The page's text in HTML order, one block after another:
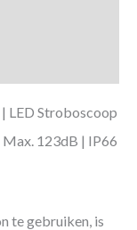
LED Stroboscoop
123dB | IP66
te gebruiken, is